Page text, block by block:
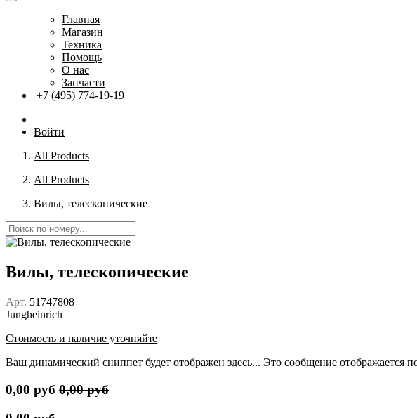
Главная
Магазин
Техника
Помощь
О нас
Запчасти
+7 (495) 774-19-19
Войти
All Products
All Products
Вилы, телескопические
Вилы, телескопические
Арт. 51747808
Jungheinrich
Стоимость и наличие уточняйте
Ваш динамический сниппет будет отображен здесь... Это сообщение отображается
0,00 руб 0,00руб